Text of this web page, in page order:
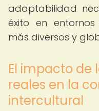
adaptabilidad
éxito en
más diversos y
El impacto de
reales en la
intercultural